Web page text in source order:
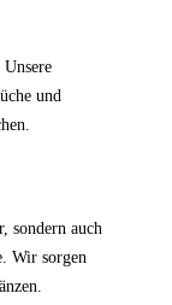
und
sondern auch
Wir sorgen